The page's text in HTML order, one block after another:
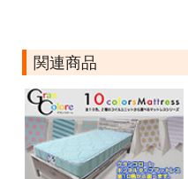
関連商品